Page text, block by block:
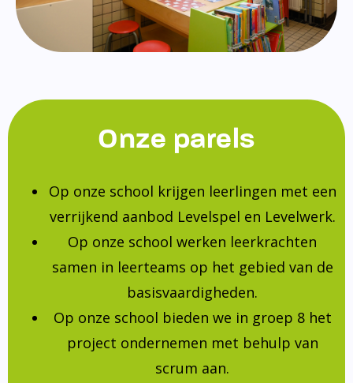
Onze parels
Op onze school krijgen leerlingen met een
verrijkend aanbod Levelspel en Levelwerk.
Op onze school werken leerkrachten
samen in leerteams op het gebied van de
basisvaardigheden.
Op onze school bieden we in groep 8 het
project ondernemen met behulp van
scrum aan.